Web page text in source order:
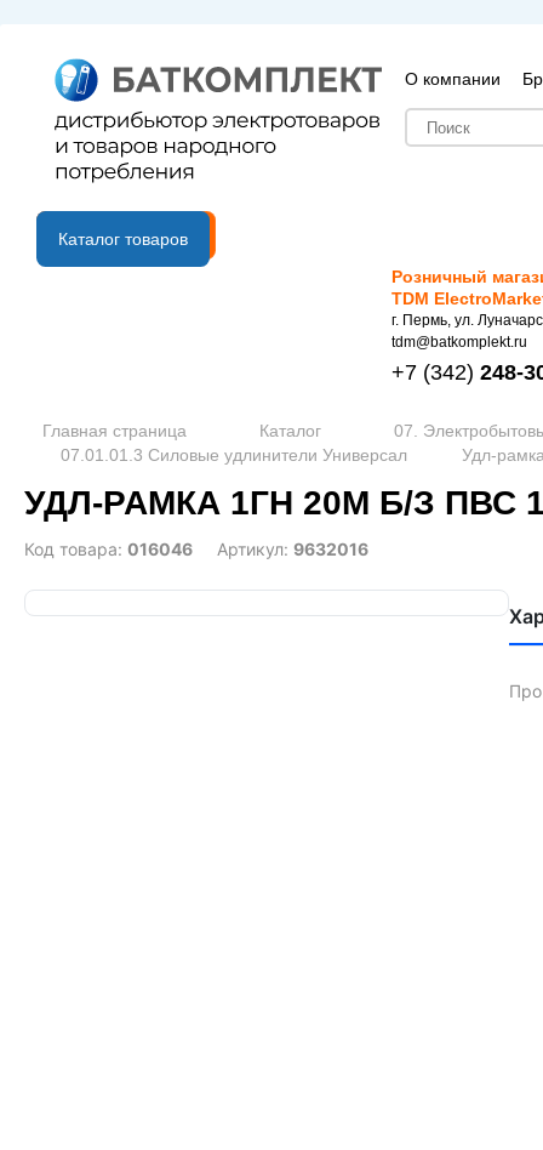
О компании
B2B портал
Каталог товаров
Розничный
TDM
г. Пермь, ул.
tdm@batkomplekt.ru
+7 (342) 248-
Главная страница Каталог
07.
07.01.01.3 Силовые удлинители Универсал
Удл-
УДЛ-РАМКА 1ГН 20М Б/З ПВС
Код товара: 016046 Артикул: 9632016